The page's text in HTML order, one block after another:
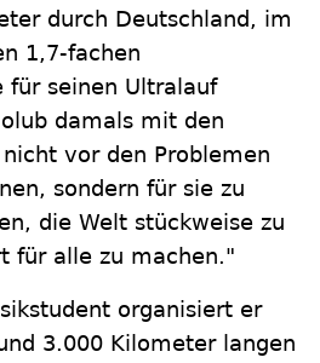
durch Deutschland, im
1,7-fachen
für seinen Ultralauf
damals mit den
vor den Problemen
sondern für sie zu
die Welt stückweise zu
für alle zu machen."
organisiert er
3.000 Kilometer langen